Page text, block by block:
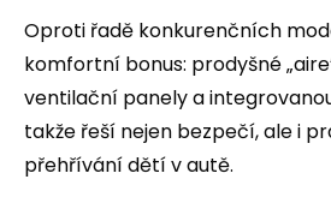
Oproti řadě konkurenčních
komfortní bonus: prodyšné
ventilační panely a
takže řeší nejen bezpečí, ale i
přehřívání dětí v autě.